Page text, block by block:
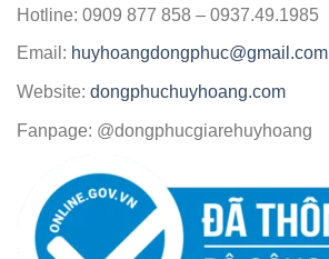
Hotline: 0909 877 858 – 0937.49.1985
Email: huyhoangdongphuc@gmail.com
Website: dongphuchuyhoang.com
Fanpage: @dongphucgiarehuyhoang